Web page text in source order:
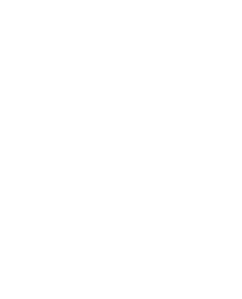
окружающей среды. Способ